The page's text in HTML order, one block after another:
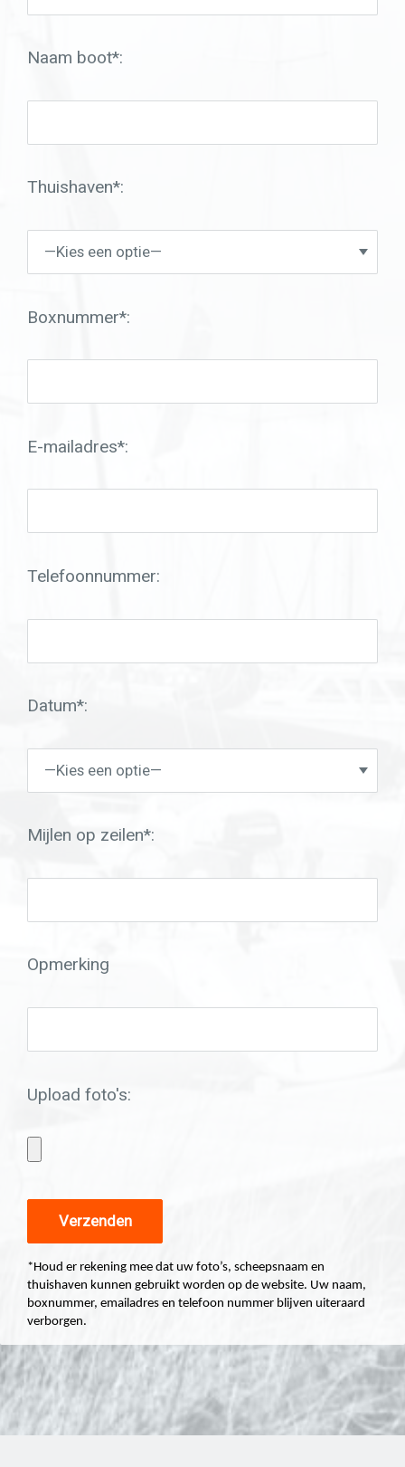
Naam boot*:
Thuishaven*:
Boxnummer*:
E-mailadres*:
Telefoonnummer:
Datum*:
Mijlen op zeilen*:
Opmerking
Upload foto's:
*Houd er rekening mee dat uw foto’s, scheepsnaam en
thuishaven kunnen gebruikt worden op de website. Uw naam,
boxnummer, emailadres en telefoon nummer blijven uiteraard
verborgen.